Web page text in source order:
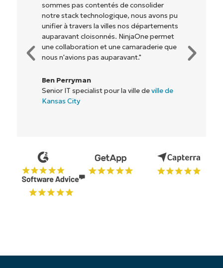
qu'aux propriétaires et opérateurs avec
lesquels nous travaillons) d'être plus
rentables. Tout le monde y gagne."
Rory McCune
Directeur informatique chezFlash
Commencez votre essai de 14 jours